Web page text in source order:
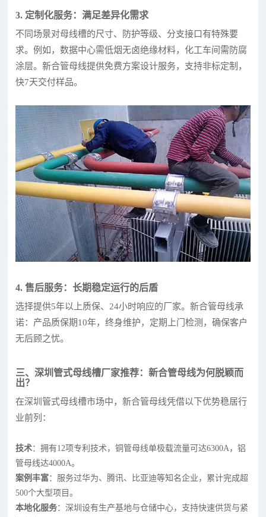
3. 定制化服务：满足差异化需求
不同场景对母线槽的尺寸、防护等级、分支接口有特殊要
求。例如，数据中心需低烟无卤绝缘材料，化工车间需防腐
涂层。新合管母线提供免费方案设计服务，支持非标定制，
快7天交付样品。
4. 售后服务：长期稳定运行的后盾
选择提供5年以上质保、24小时响应的厂家。新合管母线承
诺：产品质保期10年，终身维护，定期上门检测，确保客户
无后顾之忧。
三、深圳管式母线槽厂家推荐：新合管母线为何脱颖而
出？
在深圳管式母线槽市场中，新合管母线凭借以下优势稳居行
业前列：
技术：拥有12项专利技术，铜管母线单极载流量可达6300A，铝
管母线达4000A。
案例丰富：服务过华为、腾讯、比亚迪等知名企业，累计完成超
500个大型项目。
本地化服务：深圳设有生产基地与仓储中心，支持快速供货与紧